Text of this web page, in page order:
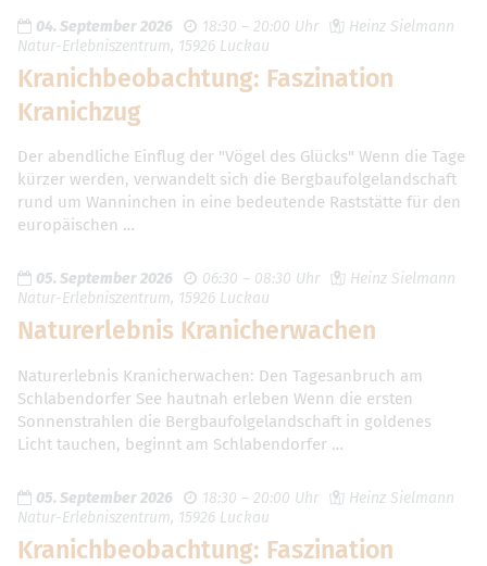
04. September 2026 18:30 – 20:00 Uhr
Heinz Sielmann
Natur-Erlebniszentrum, 15926 Luckau
Kranichbeobachtung: Faszination
Kranichzug
Der abendliche Einflug der "Vögel des Glücks" Wenn die Tage
kürzer werden, verwandelt sich die Bergbaufolgelandschaft
rund um Wanninchen in eine bedeutende Raststätte für den
europäischen …
05. September 2026 06:30 – 08:30 Uhr
Heinz Sielmann
Natur-Erlebniszentrum, 15926 Luckau
Naturerlebnis Kranicherwachen
Naturerlebnis Kranicherwachen: Den Tagesanbruch am
Schlabendorfer See hautnah erleben Wenn die ersten
Sonnenstrahlen die Bergbaufolgelandschaft in goldenes
Licht tauchen, beginnt am Schlabendorfer …
05. September 2026 18:30 – 20:00 Uhr
Heinz Sielmann
Natur-Erlebniszentrum, 15926 Luckau
Kranichbeobachtung: Faszination